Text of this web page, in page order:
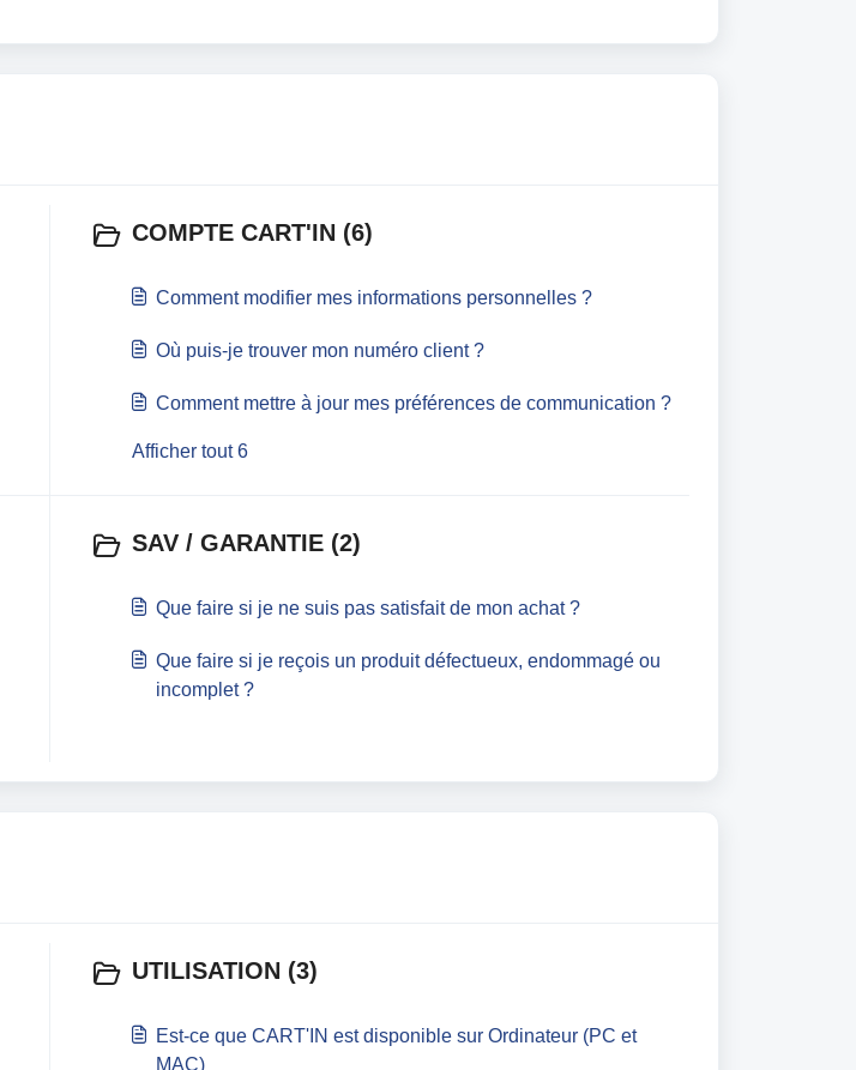
COMPTE CART'IN (6)
Comment modifier mes informations personnelles ?
Où puis-je trouver mon numéro client ?
Comment mettre à jour mes préférences de communication ?
Afficher tout 6
SAV / GARANTIE (2)
Que faire si je ne suis pas satisfait de mon achat ?
Que faire si je reçois un produit défectueux, endommagé ou
incomplet ?
UTILISATION (3)
Est-ce que CART'IN est disponible sur Ordinateur (PC et
MAC)